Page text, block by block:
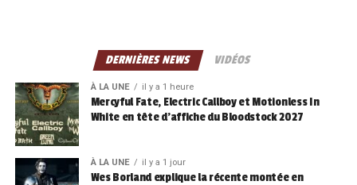
DERNIÈRES NEWS VIDÉOS
À LA UNE il y a 1 heure
Mercyful Fate, Electric Callboy et Motionless In
White en tête d’affiche du Bloodstock 2027
À LA UNE il y a 1 jour
Wes Borland explique la récente montée en